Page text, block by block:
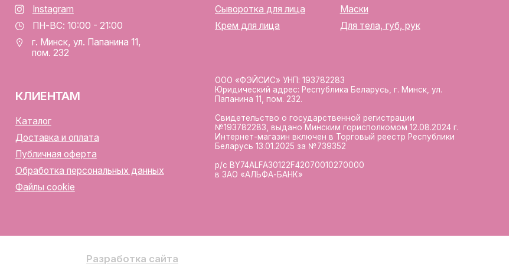
р/с BY74ALFA30122F42070010270000
в ЗАО «АЛЬФА-БАНК»
персональных данных
cookie
Разработка сайта